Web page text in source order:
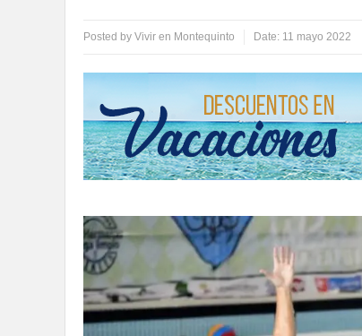
Posted by Vivir en Montequinto Date: 11 mayo 2022